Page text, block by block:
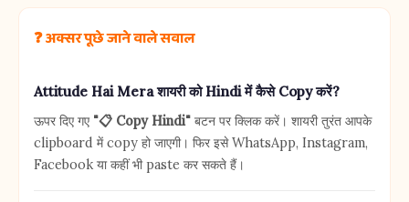
❓ अक्सर पूछे जाने वाले सवाल
Attitude Hai Mera शायरी को Hindi में कैसे Copy करें?
ऊपर दिए गए "📋 Copy Hindi" बटन पर क्लिक करें। शायरी तुरंत आपके
clipboard में copy हो जाएगी। फिर इसे WhatsApp, Instagram,
Facebook या कहीं भी paste कर सकते हैं।